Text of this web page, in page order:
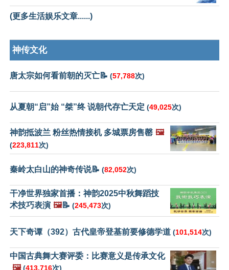
(更多生活娱乐文章......)
神传文化
唐太宗如何看前朝的灭亡📝 (57,788次)
从夏朝“启”始 “桀”终 说朝代存亡天定 (49,025次)
神韵抵波兰 粉丝热情接机 多城票房售罄 🖼️
(223,811次)
秦岭太白山的神奇传说📝 (82,052次)
干净世界独家首播：神韵2025中秋舞蹈技
术技巧表演 🖼️📝 (245,473次)
天下奇谭（392）古代皇帝登基前要修德学道 (101,514次)
中国古典舞大赛评委：比赛意义是传承文化
🖼️ (413,716次)